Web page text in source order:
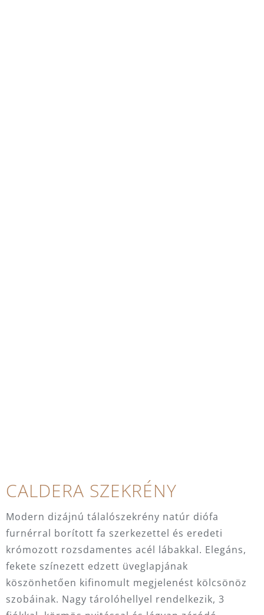
CALDERA SZEKRÉNY
Modern dizájnú tálalószekrény natúr diófa
furnérral borított fa szerkezettel és eredeti
krómozott rozsdamentes acél lábakkal. Elegáns,
fekete színezett edzett üveglapjának
köszönhetően kifinomult megjelenést kölcsönöz
szobáinak. Nagy tárolóhellyel rendelkezik, 3